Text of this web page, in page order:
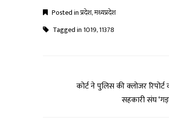
Posted inप्रदेश,मध्यप्रदेश
Tagged in 1019,11378
कोर्ट ने पुलिस की क्लोजर
सहकारी संघ